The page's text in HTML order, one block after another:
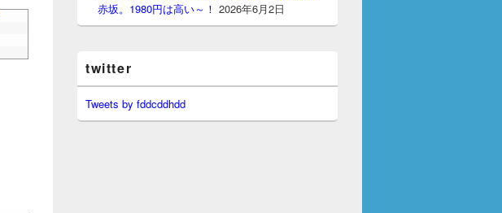
赤坂。1980円は高い～！ 2026年6月2日
twitter
Tweets by fddcddhdd